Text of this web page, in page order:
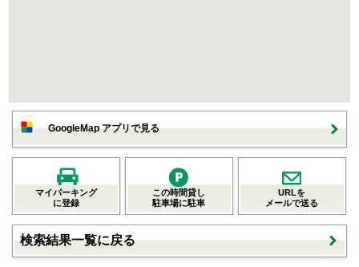
GoogleMap アプリで見る
マイパーキング
に登録
この時間貸し
駐車場に駐車
URLを
メールで送る
検索結果一覧に戻る